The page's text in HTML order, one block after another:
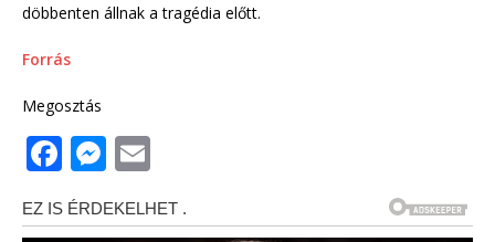
döbbenten állnak a tragédia előtt.
Forrás
Megosztás
F
a
c
M
ssai